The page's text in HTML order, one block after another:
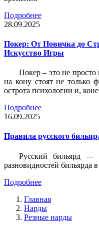
Подробнее
28.09.2025
Покер: От Новичка до
Искусство Игры
Покер – это не просто
на кону стоят не только
острота психологии и,
Подробнее
16.09.2025
Правила русского
Русский бильярд —
разновидностей бильярда
Подробнее
Главная
Нарды
Резные нарды